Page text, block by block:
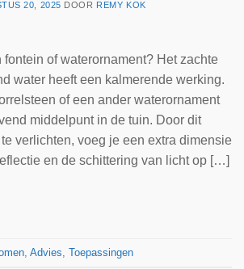
20, 2025 DOOR REMY KOK
fontein of waterornament? Het zachte
water heeft een kalmerende werking.
of een ander waterornament
middelpunt in de tuin. Door dit
verlichten, voeg je een extra dimensie
en de schittering van licht op […]
Advies Toepassingen